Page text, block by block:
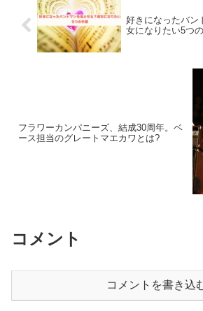
好きになったバン
女になりたい5つ
フラワーカンパニーズ、結成30周年。ベ
ース担当のグレートマエカワとは?
コメント
コメントを書き込